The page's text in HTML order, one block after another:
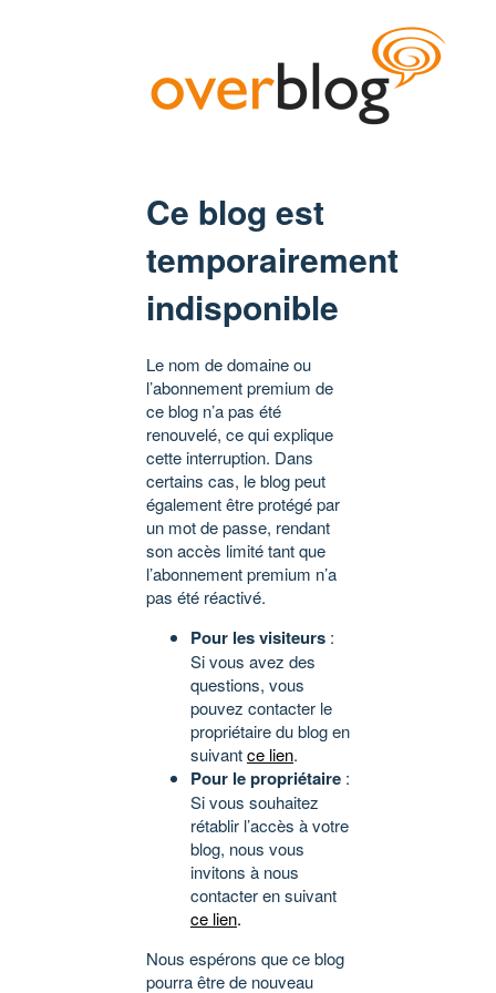
Ce blog est
temporairement
indisponible
Le nom de domaine ou
l’abonnement premium de
ce blog n’a pas été
renouvelé, ce qui explique
cette interruption. Dans
certains cas, le blog peut
également être protégé par
un mot de passe, rendant
son accès limité tant que
l’abonnement premium n’a
pas été réactivé.
Pour les visiteurs :
Si vous avez des
questions, vous
pouvez contacter le
propriétaire du blog en
suivantce lien.
Pour le propriétaire :
Si vous souhaitez
rétablir l’accès à votre
blog, nous vous
invitons à nous
contacter en suivant
ce lien.
Nous espérons que ce blog
pourra être de nouveau